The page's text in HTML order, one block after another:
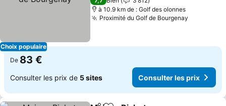
Choix populaire
à 10.9 km de : Golf des olonnes
Proximité du Golf de Bourgenay
De 83 €
Consulter les prix de 5 sites Consulter les prix